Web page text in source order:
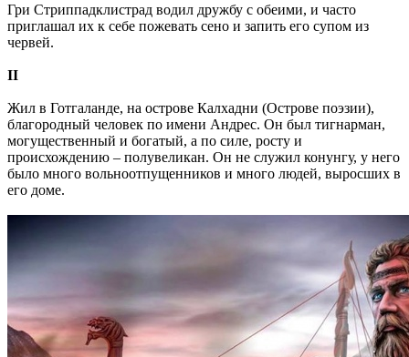
Гри Стриппадклистрад водил дружбу с обеими, и часто
приглашал их к себе пожевать сено и запить его супом из
червей.
II
Жил в Готгаланде, на острове Калхадни (Острове поэзии),
благородный человек по имени Андрес. Он был тигнарман,
могущественный и богатый, а по силе, росту и
происхождению – полувеликан. Он не служил конунгу, у него
было много вольноотпущенников и много людей, выросших в
его доме.